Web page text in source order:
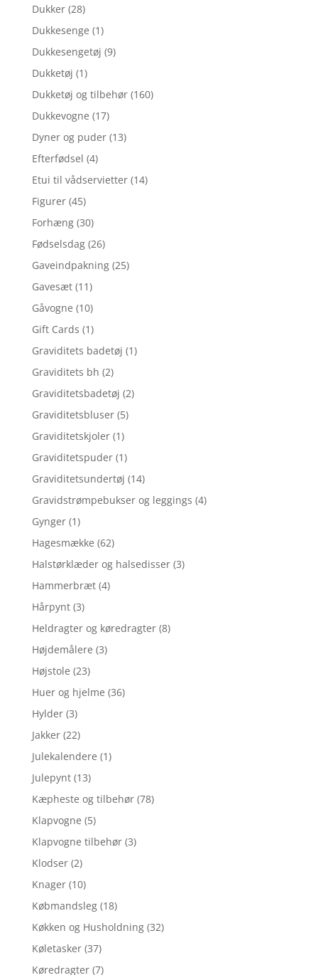
Dukker (28)
Dukkesenge (1)
Dukkesengetøj (9)
Dukketøj (1)
Dukketøj og tilbehør (160)
Dukkevogne (17)
Dyner og puder (13)
Efterfødsel (4)
Etui til vådservietter (14)
Figurer (45)
Forhæng (30)
Fødselsdag (26)
Gaveindpakning (25)
Gavesæt (11)
Gåvogne (10)
Gift Cards (1)
Graviditets badetøj (1)
Graviditets bh (2)
Graviditetsbadetøj (2)
Graviditetsbluser (5)
Graviditetskjoler (1)
Graviditetspuder (1)
Graviditetsundertøj (14)
Gravidstrømpebukser og leggings (4)
Gynger (1)
Hagesmække (62)
Halstørklæder og halsedisser (3)
Hammerbræt (4)
Hårpynt (3)
Heldragter og køredragter (8)
Højdemålere (3)
Højstole (23)
Huer og hjelme (36)
Hylder (3)
Jakker (22)
Julekalendere (1)
Julepynt (13)
Kæpheste og tilbehør (78)
Klapvogne (5)
Klapvogne tilbehør (3)
Klodser (2)
Knager (10)
Købmandsleg (18)
Køkken og Husholdning (32)
Køletasker (37)
Køredragter (7)